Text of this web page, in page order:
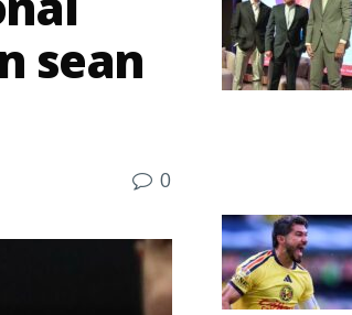
sean
0